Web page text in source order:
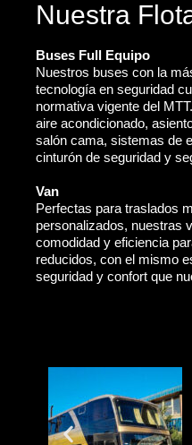
Nuestra
Buses Full Equipo
Nuestros buses con la
tecnología en seguridad
normativa vigente del
aire acondicionado,
salón cama, sistemas de
cinturón de seguridad y
Van
Perfectas para traslados
personalizados, nuestras
comodidad y eficiencia
reducidos, con el mismo
seguridad y confort que